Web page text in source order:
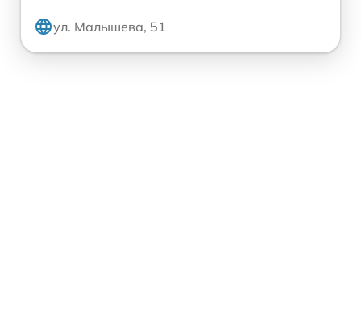
ул. Малышева, 51